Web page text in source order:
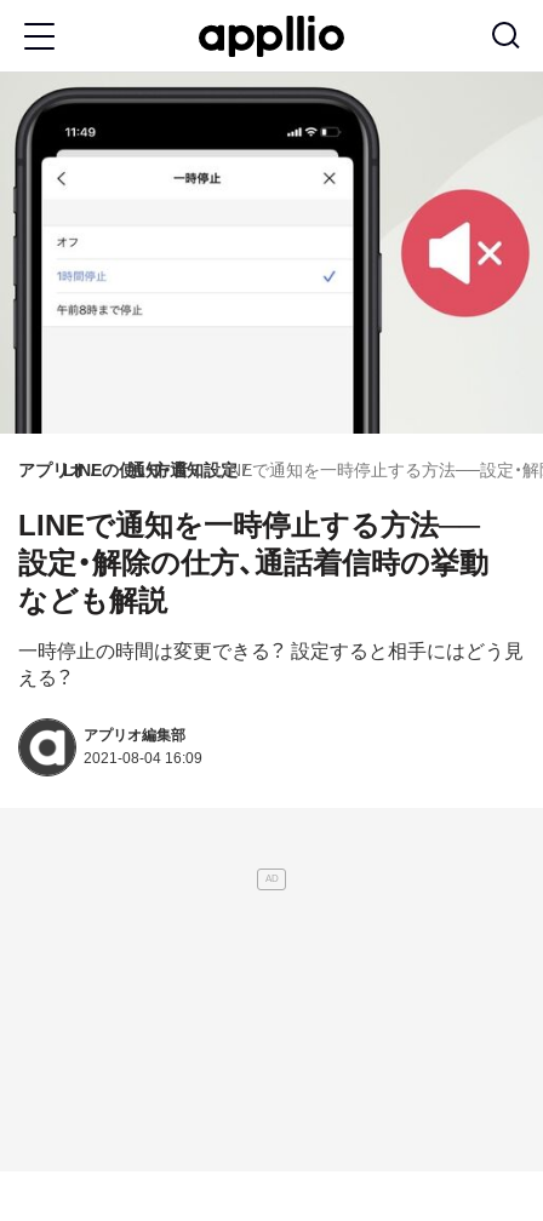
コ
テ
ツ
アプリオLINEの使い方
通知・音通知設定LINEで通知を一時停止する方法──設定・
LINEで通知を一時停止する方法──
設定・解除の仕方、通話着信時の挙動
なども解説
一時停止の時間は変更できる？ 設定すると相手にはどう見
える？
アプリオ編集部
2021-08-04 16:09